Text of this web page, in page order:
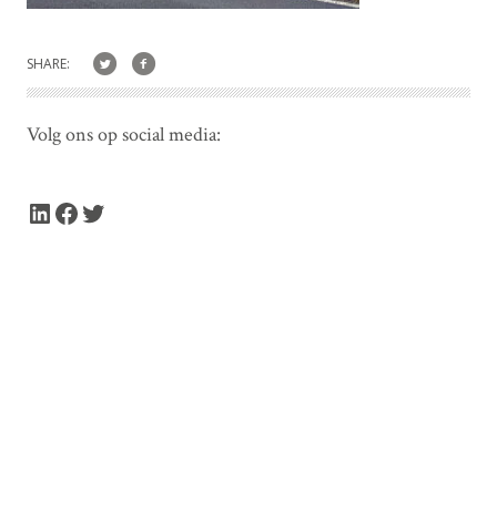
SHARE:
Volg ons op social media:
LinkedIn Facebook